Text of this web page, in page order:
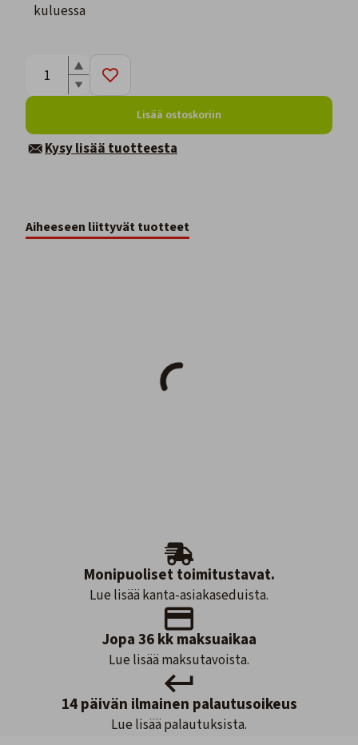
kuluessa
Lisää ostoskoriin
Kysy lisää tuotteesta
Aiheeseen liittyvät tuotteet
Monipuoliset toimitustavat.
Lue lisää kanta-asiakaseduista.
Jopa 36 kk maksuaikaa
Lue lisää maksutavoista.
14 päivän ilmainen palautusoikeus
Lue lisää palautuksista.